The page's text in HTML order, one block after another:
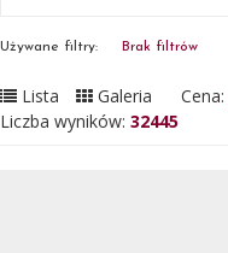
Używane filtry: Brak filtrów
Lista Galeria Cena:
Liczba wyników: 32445